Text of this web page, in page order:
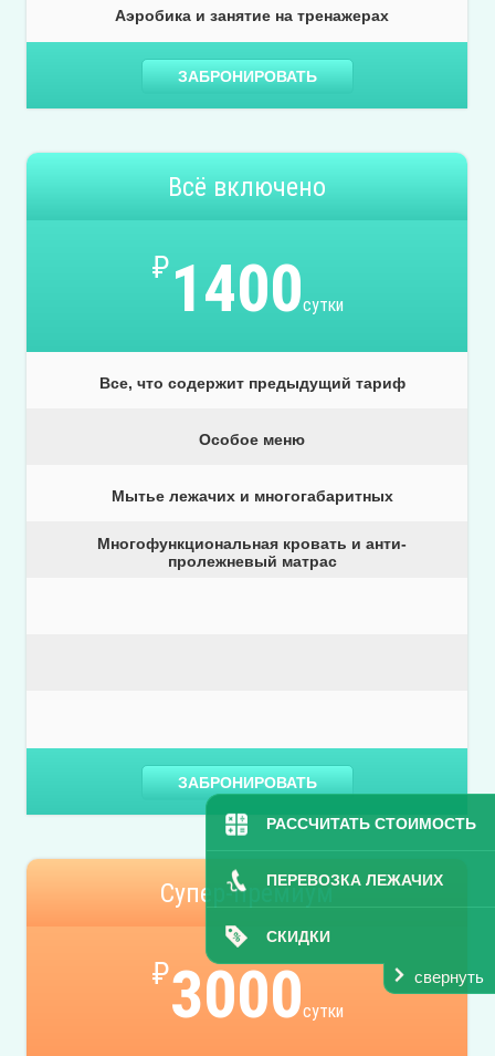
РАССЧИТАТЬ СТОИМОСТЬ
ПЕРЕВОЗКА ЛЕЖАЧИХ
СКИДКИ
свернуть
Аэробика и занятие на тренажерах
ЗАБРОНИРОВАТЬ
Всё включено
₽1400сутки
Все, что содержит предыдущий тариф
Особое меню
Мытье лежачих и многогабаритных
Многофункциональная кровать и анти-
пролежневый матрас
ЗАБРОНИРОВАТЬ
Супер-премиум
₽3000сутки